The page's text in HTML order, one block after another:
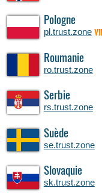
Pologne
pl.trust.zone
Roumanie
ro.trust.zone
Serbie
rs.trust.zone
Suède
se.trust.zone
Slovaquie
sk.trust.zone